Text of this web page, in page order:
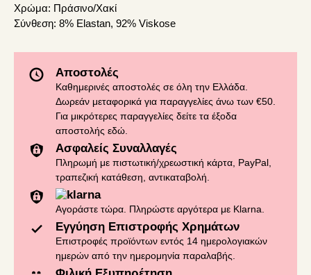
Χρώμα: Πράσινο/Χακί
Σύνθεση: 8% Elastan, 92% Viskose
Αποστολές
Καθημερινές αποστολές σε όλη την Ελλάδα.
Δωρεάν μεταφορικά για παραγγελίες άνω των €50.
Για μικρότερες παραγγελίες δείτε τα έξοδα
αποστολής εδώ
Ασφαλείς Συναλλαγές
Πληρωμή με πιστωτική/χρεωστική κάρτα, PayPal,
τραπεζική κατάθεση, αντικαταβολή.
Αγοράστε τώρα. Πληρώστε αργότερα με Klarna.
Εγγύηση Επιστροφής Χρημάτων
Επιστροφές προϊόντων εντός 14 ημερολογιακών
ημερών από την ημερομηνία παραλαβής.